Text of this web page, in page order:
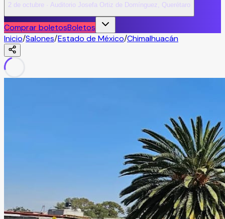
2 de octubre · Auditorio Josefa Ortiz de Domínguez, Querétaro
Comprar boletosBoletos
Inicio/Salones/Estado de México/Chimalhuacán